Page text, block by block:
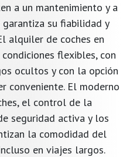
a un mantenimiento y a
su fiabilidad y
alquiler de coches en
flexibles, con
ocultos y con la opción
conveniente. El moderno
el control de la
seguridad activa y los
la comodidad del
en viajes largos.